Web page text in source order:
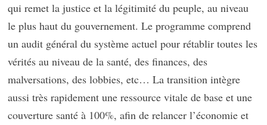
qui remet la justice et la légitimité du peuple, au niveau
le plus haut du gouvernement. Le programme comprend
un audit général du système actuel pour rétablir toutes les
vérités au niveau de la santé, des finances, des
malversations, des lobbies, etc… La transition intègre
aussi très rapidement une ressource vitale de base et une
couverture santé à 100%, afin de relancer l’économie et